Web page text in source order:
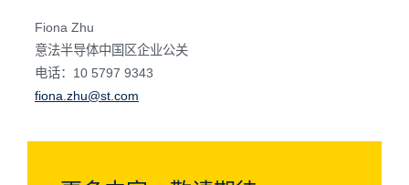
Fiona Zhu
意法半导体中国区企业公关
电话：10 5797 9343
fiona.zhu@st.com